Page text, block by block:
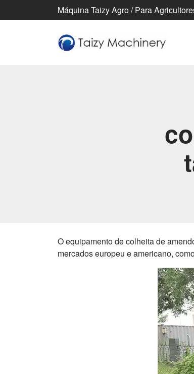
Máquina Taizy Agro / Para
O equipamento de colheita de
mercados europeu e americano,